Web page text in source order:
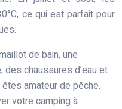
ce qui est parfait pour
de bain, une
chaussures d’eau et
amateur de pêche.
votre camping à